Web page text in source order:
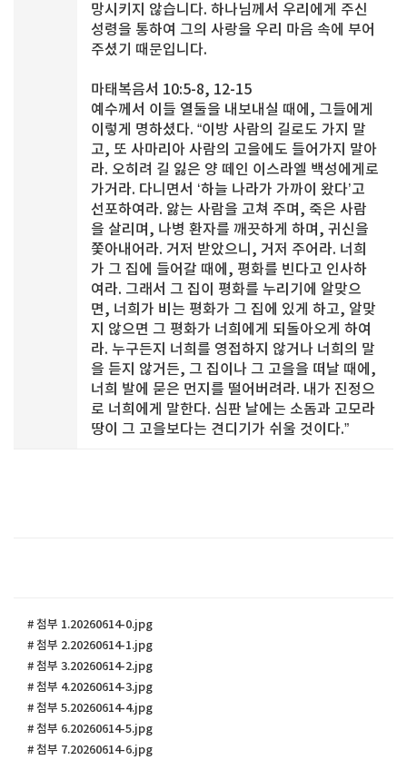
망시키지 않습니다. 하나님께서 우리에게 주신
성령을 통하여 그의 사랑을 우리 마음 속에 부어
주셨기 때문입니다.
마태복음서 10:5-8, 12-15
예수께서 이들 열둘을 내보내실 때에, 그들에게
이렇게 명하셨다. “이방 사람의 길로도 가지 말
고, 또 사마리아 사람의 고을에도 들어가지 말아
라. 오히려 길 잃은 양 떼인 이스라엘 백성에게로
가거라. 다니면서 ‘하늘 나라가 가까이 왔다’고
선포하여라. 앓는 사람을 고쳐 주며, 죽은 사람
을 살리며, 나병 환자를 깨끗하게 하며, 귀신을
쫓아내어라. 거저 받았으니, 거저 주어라. 너희
가 그 집에 들어갈 때에, 평화를 빈다고 인사하
여라. 그래서 그 집이 평화를 누리기에 알맞으
면, 너희가 비는 평화가 그 집에 있게 하고, 알맞
지 않으면 그 평화가 너희에게 되돌아오게 하여
라. 누구든지 너희를 영접하지 않거나 너희의 말
을 듣지 않거든, 그 집이나 그 고을을 떠날 때에,
너희 발에 묻은 먼지를 떨어버려라. 내가 진정으
로 너희에게 말한다. 심판 날에는 소돔과 고모라
땅이 그 고을보다는 견디기가 쉬울 것이다.”
# 첨부 1.20260614-0.jpg
# 첨부 2.20260614-1.jpg
# 첨부 3.20260614-2.jpg
# 첨부 4.20260614-3.jpg
# 첨부 5.20260614-4.jpg
# 첨부 6.20260614-5.jpg
# 첨부 7.20260614-6.jpg